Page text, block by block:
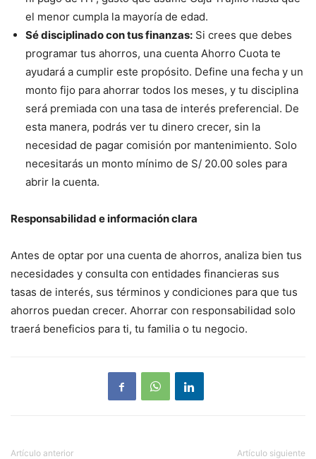
el menor cumpla la mayoría de edad.
Sé disciplinado con tus finanzas: Si crees que debes
programar tus ahorros, una cuenta Ahorro Cuota te
ayudará a cumplir este propósito. Define una fecha y un
monto fijo para ahorrar todos los meses, y tu disciplina
será premiada con una tasa de interés preferencial. De
esta manera, podrás ver tu dinero crecer, sin la
necesidad de pagar comisión por mantenimiento. Solo
necesitarás un monto mínimo de S/ 20.00 soles para
abrir la cuenta.
Responsabilidad e información clara
Antes de optar por una cuenta de ahorros, analiza bien tus
necesidades y consulta con entidades financieras sus
tasas de interés, sus términos y condiciones para que tus
ahorros puedan crecer. Ahorrar con responsabilidad solo
traerá beneficios para ti, tu familia o tu negocio.
Artículo anterior Artículo siguiente